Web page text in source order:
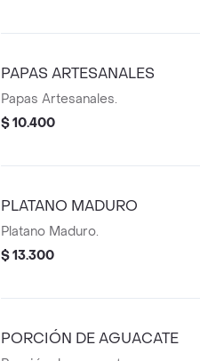
PAPAS ARTESANALES
Papas Artesanales.
$ 10.400
PLATANO MADURO
Platano Maduro.
$ 13.300
PORCIÓN DE AGUACATE